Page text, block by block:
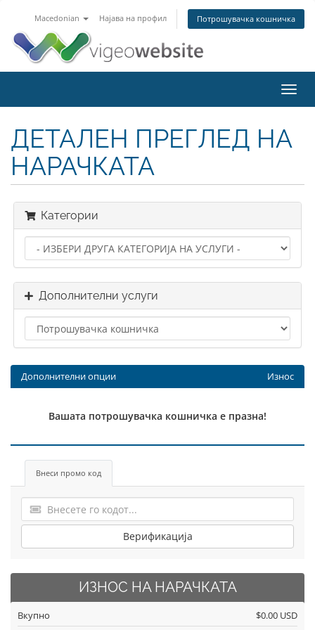
Macedonian Најава на профил Потрошувачка кошничка
ДЕТАЛЕН ПРЕГЛЕД НА
НАРАЧКАТА
Категории
Дополнителни услуги
Дополнителни опции Износ
Вашата потрошувачка кошничка е празна!
Внеси промо код
Верификација
ИЗНОС НА НАРАЧКАТА
Вкупно $0.00 USD